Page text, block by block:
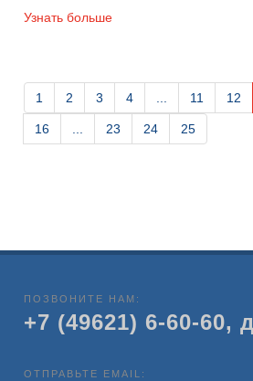
Узнать больше
1 2 3 4 11 12
16 23 24 25
ПОЗВОНИТЕ НАМ:
+7 (49621) 6-60-60,
ОТПРАВЬТЕ EMAIL: